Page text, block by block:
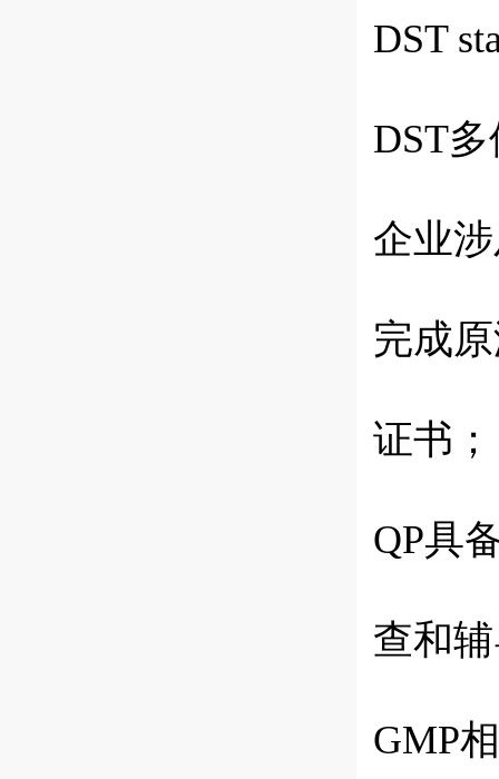
DST
DST
企业
完成
证书 ；
QP具
查和
GMP